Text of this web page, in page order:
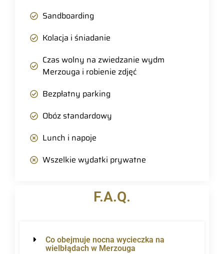
Sandboarding
Kolacja i śniadanie
Czas wolny na zwiedzanie wydm
Merzouga i robienie zdjęć
Bezpłatny parking
Obóz standardowy
Lunch i napoje
Wszelkie wydatki prywatne
F.A.Q.
Co obejmuje nocna wycieczka na
wielbłądach w Merzouga